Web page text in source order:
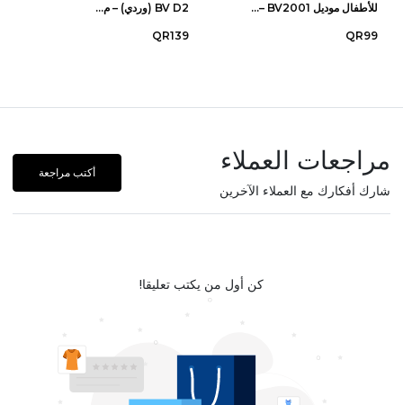
للأطفال موديل BV2001 –...
QR99
BV D2 (وردي) – م...
QR139
مراجعات العملاء
شارك أفكارك مع العملاء الآخرين
أكتب مراجعة
كن أول من يكتب تعليقا!